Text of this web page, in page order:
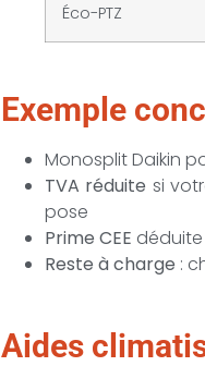
Éco-PTZ
Exemple
Monosplit Daikin
TVA réduite si
pose
Prime CEE
Reste à charge :
Aides